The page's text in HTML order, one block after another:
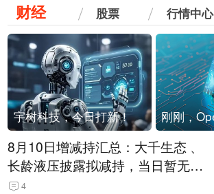
财经 股票 行情中心
宇树科技，今日打新！
8月10日增减持汇总：大千生态 、
长龄液压披露拟减持，当日暂无A
股增持（表）
4